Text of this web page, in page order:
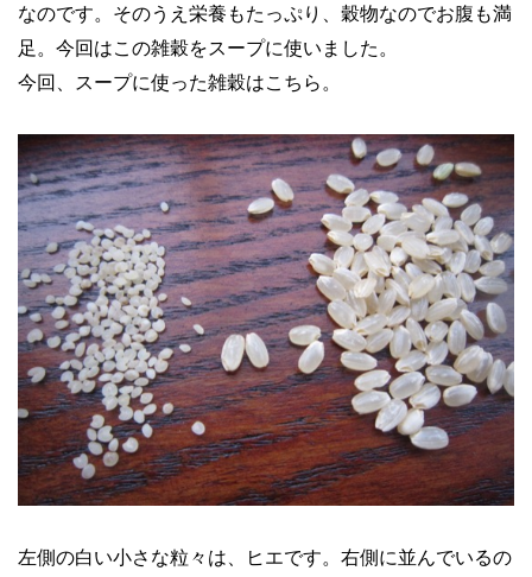
なのです。そのうえ栄養もたっぷり、穀物なのでお腹も満
足。今回はこの雑穀をスープに使いました。
今回、スープに使った雑穀はこちら。
左側の白い小さな粒々は、ヒエです。右側に並んでいるの